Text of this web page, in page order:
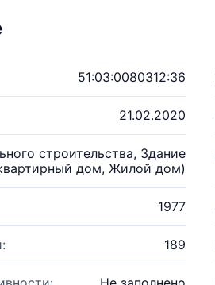
51:03:0080312:36
21.02.2020
строительства, Здание
дом, Жилой дом)
1977
189